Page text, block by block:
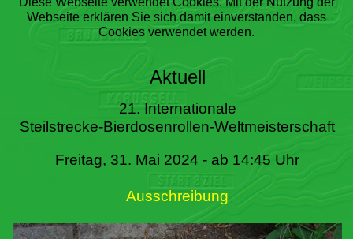
Steilstrecke
Literatur
Termine
Webseite erklären Sie sich damit einverstanden, dass
Cookies verwendet werden.
Aktuell
21. Internationale
Steilstrecke-Bierdosenrollen-Weltmeisterschaft
Freitag, 31. Mai 2024 - ab 14:45 Uhr
Ausschreibung